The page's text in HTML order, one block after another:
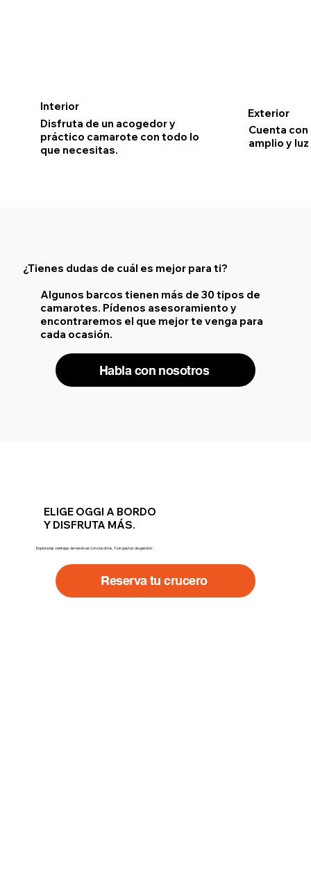
Interior
Disfruta de un acogedor y
práctico camarote con todo lo
que necesitas.
Exterior
Cuenta
amplio y
¿Tienes dudas de cuál es mejor para ti?
Algunos barcos tienen más de 30 tipos de
camarotes. Pídenos asesoramiento y
encontraremos el que mejor te venga para
cada ocasión.
Habla con nosotros
ELIGE OGGI A BORDO
Y DISFRUTA MÁS.
Explora las ventajas de reservar con nosotros. Y sin gastos de gestión.
Reserva tu crucero